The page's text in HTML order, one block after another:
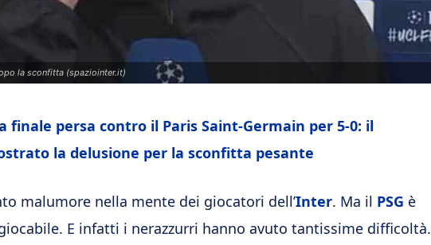
la sconfitta (spaziointer.it)
finale persa contro il Paris Saint-Germain per 5-0: il
la delusione per la sconfitta pesante
malumore nella mente dei giocatori dell’Inter. Ma il PSG è
E infatti i nerazzurri hanno avuto tantissime difficoltà.